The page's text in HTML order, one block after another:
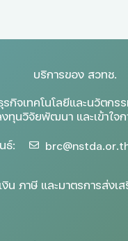
บริการของ สวทช.
จเทคโนโลยีและนวัตกรร
ทุนวิจัยพัฒนา และเข้าใจ
ธ์:
งิน ภาษี และมาตรการส่งเ